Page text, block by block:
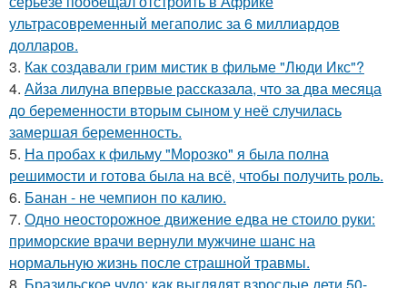
ультрасовременный мегаполис за 6 миллиардов
долларов.
3. Как создавали грим мистик в фильме "Люди Икс"?
4. Айза лилуна впервые рассказала, что за два месяца
до беременности вторым сыном у неё случилась
замершая беременность.
5. На пробах к фильму "Морозко" я была полна
решимости и готова была на всё, чтобы получить роль.
6. Банан - не чемпион по калию.
7. Одно неосторожное движение едва не стоило руки:
приморские врачи вернули мужчине шанс на
нормальную жизнь после страшной травмы.
8. Бразильское чудо: как выглядят взрослые дети 50-